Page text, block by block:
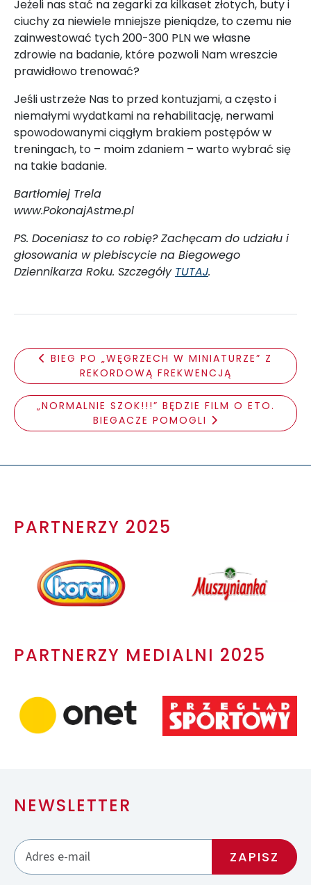
Jeżeli nas stać na zegarki za kilkaset złotych, buty i
ciuchy za niewiele mniejsze pieniądze, to czemu nie
zainwestować tych 200-300 PLN we własne
zdrowie na badanie, które pozwoli Nam wreszcie
prawidłowo trenować?
Jeśli ustrzeże Nas to przed kontuzjami, a często i
niemałymi wydatkami na rehabilitację, nerwami
spowodowanymi ciągłym brakiem postępów w
treningach, to – moim zdaniem – warto wybrać się
na takie badanie.
Bartłomiej Trela
www.PokonajAstme.pl​
PS. Doceniasz to co robię? Zachęcam do udziału i
głosowania w plebiscycie na Biegowego
Dziennikarza Roku. Szczegóły TUTAJ.
BIEG PO „WĘGRZECH W MINIATURZE” Z
REKORDOWĄ FREKWENCJĄ
„NORMALNIE SZOK!!!” BĘDZIE FILM O ETO.
BIEGACZE POMOGLI
PARTNERZY 2025
PARTNERZY MEDIALNI 2025
NEWSLETTER